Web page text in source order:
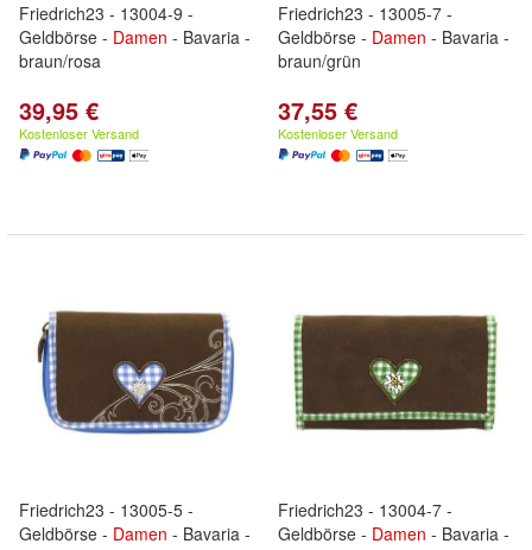
Friedrich23 - 13004-9 -
Geldbörse - Damen - Bavaria -
braun/rosa
39,95 €
Kostenloser Versand
Friedrich23 - 13005-7 -
Geldbörse - Damen - Bavaria -
braun/grün
37,55 €
Kostenloser Versand
Friedrich23 - 13005-5 -
Geldbörse - Damen - Bavaria -
Friedrich23 - 13004-7 -
Geldbörse - Damen - Bavaria -